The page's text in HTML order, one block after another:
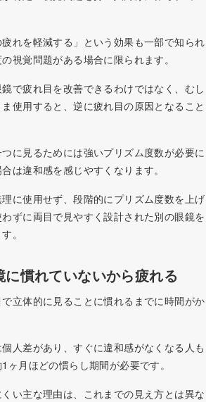
れを軽減する」という効果も一部で知られ
視覚問題がある場合に限られます。
で疲れ目を改善できるわけではなく、むし
使用すると、逆に疲れ目の原因となること
に見るためには強いプリズム度数が必要に
は違和感を感じやすくなります。
に使用せず、段階的にプリズム度数を上げ
ずに両目で見やすく設計された別の眼鏡を
。
に慣れていないから疲れる
立体的に見ることに慣れるまでに時間がか
人差があり、すぐに違和感がなくなる人も
ヶ月ほどの慣らし期間が必要です。
い主な理由は、これまでの見え方とは異な